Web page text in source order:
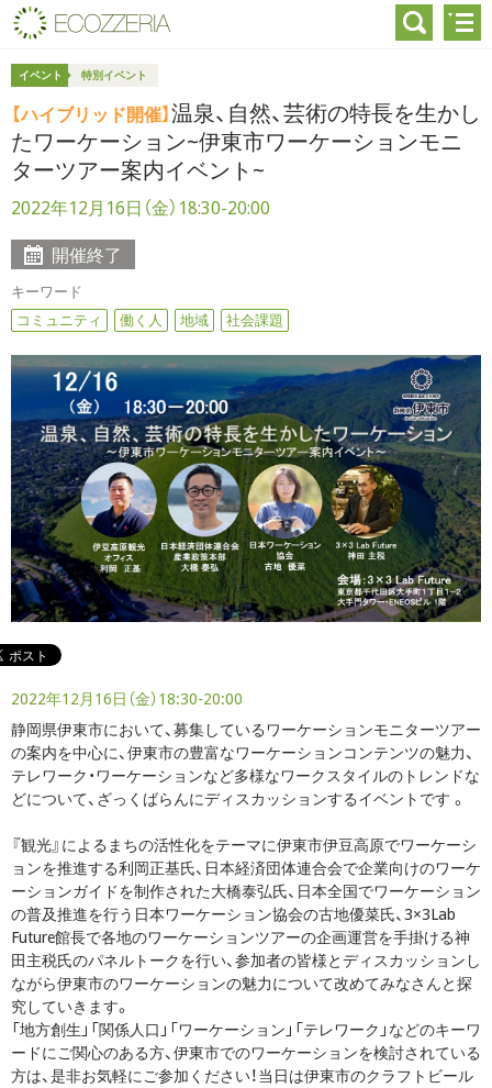
イベント 特別イベント
【ハイブリッド開催】 温泉、自然、芸術の特長を生かし
たワーケーション~伊東市ワーケーションモニ
ターツアー案内イベント~
2022年12月16日（金）18:30-20:00
開催終了
キーワード
コミュニティ
働く人 地域 社会課題
2022年12月16日（金）18:30-20:00
静岡県伊東市において、募集しているワーケーションモニターツアー
の案内を中心に、伊東市の豊富なワーケーションコンテンツの魅力、
テレワーク・ワーケーションなど多様なワークスタイルのトレンドな
どについて、ざっくばらんにディスカッションするイベントです 。
『観光』によるまちの活性化をテーマに伊東市伊豆高原でワーケーシ
ョンを推進する利岡正基氏、日本経済団体連合会で企業向けのワーケ
ーションガイドを制作された大橋泰弘氏、日本全国でワーケーション
の普及推進を行う日本ワーケーション協会の古地優菜氏、3×3Lab
Future館長で各地のワーケーションツアーの企画運営を手掛ける神
田主税氏のパネルトークを行い、参加者の皆様とディスカッションし
ながら伊東市のワーケーションの魅力について改めてみなさんと探
究していきます。
「地方創生」「関係人口」「ワーケーション」「テレワーク」などのキーワ
ードにご関心のある方、伊東市でのワーケーションを検討されている
方は、是非お気軽にご参加ください！当日は伊東市のクラフトビール